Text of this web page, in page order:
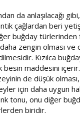
da anlaşılacağı
çağlardan beri
buğday türlerinden
zengin olması ve
Kızılca
besin maddesini
de düşük
için daha uygun
tonu, onu diğer
biridir.